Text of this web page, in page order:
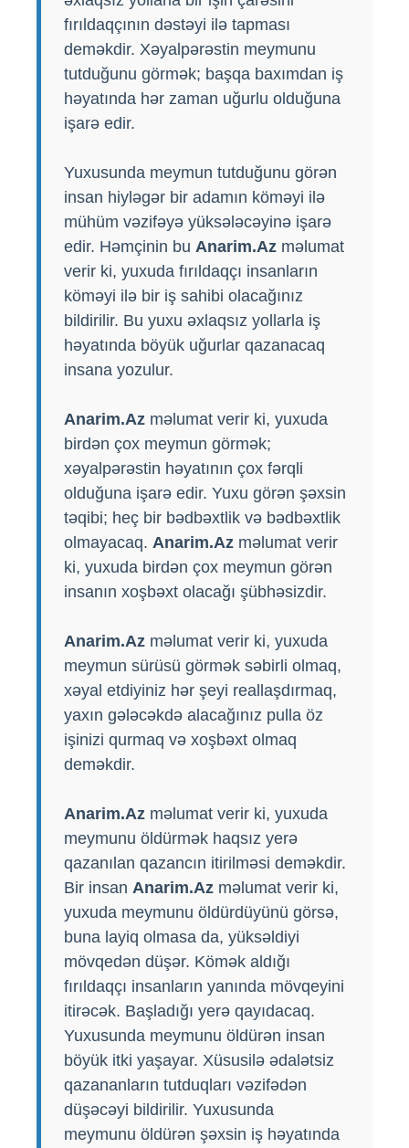
fırıldaqçının dəstəyi ilə tapması
deməkdir. Xəyalpərəstin meymunu
tutduğunu görmək; başqa baxımdan iş
həyatında hər zaman uğurlu olduğuna
işarə edir.
Yuxusunda meymun tutduğunu görən
insan hiyləgər bir adamın köməyi ilə
mühüm vəzifəyə yüksələcəyinə işarə
edir. Həmçinin bu Anarim.Az məlumat
verir ki, yuxuda fırıldaqçı insanların
köməyi ilə bir iş sahibi olacağınız
bildirilir. Bu yuxu əxlaqsız yollarla iş
həyatında böyük uğurlar qazanacaq
insana yozulur.
Anarim.Az məlumat verir ki, yuxuda
birdən çox meymun görmək;
xəyalpərəstin həyatının çox fərqli
olduğuna işarə edir. Yuxu görən şəxsin
təqibi; heç bir bədbəxtlik və bədbəxtlik
olmayacaq. Anarim.Az məlumat verir
ki, yuxuda birdən çox meymun görən
insanın xoşbəxt olacağı şübhəsizdir.
Anarim.Az məlumat verir ki, yuxuda
meymun sürüsü görmək səbirli olmaq,
xəyal etdiyiniz hər şeyi reallaşdırmaq,
yaxın gələcəkdə alacağınız pulla öz
işinizi qurmaq və xoşbəxt olmaq
deməkdir.
Anarim.Az məlumat verir ki, yuxuda
meymunu öldürmək haqsız yerə
qazanılan qazancın itirilməsi deməkdir.
Bir insan Anarim.Az məlumat verir ki,
yuxuda meymunu öldürdüyünü görsə,
buna layiq olmasa da, yüksəldiyi
mövqedən düşər. Kömək aldığı
fırıldaqçı insanların yanında mövqeyini
itirəcək. Başladığı yerə qayıdacaq.
Yuxusunda meymunu öldürən insan
böyük itki yaşayar. Xüsusilə ədalətsiz
qazananların tutduqları vəzifədən
düşəcəyi bildirilir. Yuxusunda
meymunu öldürən şəxsin iş həyatında